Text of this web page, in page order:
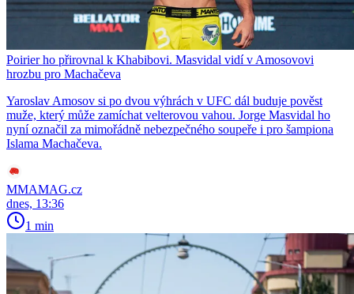
Poirier ho přirovnal k Khabibovi. Masvidal vidí v Amosovovi
hrozbu pro Machačeva
Yaroslav Amosov si po dvou výhrách v UFC dál buduje pověst
muže, který může zamíchat velterovou vahou. Jorge Masvidal ho
nyní označil za mimořádně nebezpečného soupeře i pro šampiona
Islama Machačeva.
MMAMAG.cz
dnes, 13:36
1 min